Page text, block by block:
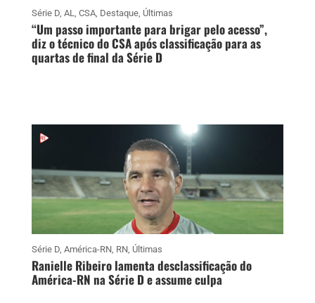
Série D, AL, CSA, Destaque, Últimas
“Um passo importante para brigar pelo acesso”,
diz o técnico do CSA após classificação para as
quartas de final da Série D
Série D, América-RN, RN, Últimas
Ranielle Ribeiro lamenta desclassificação do
América-RN na Série D e assume culpa